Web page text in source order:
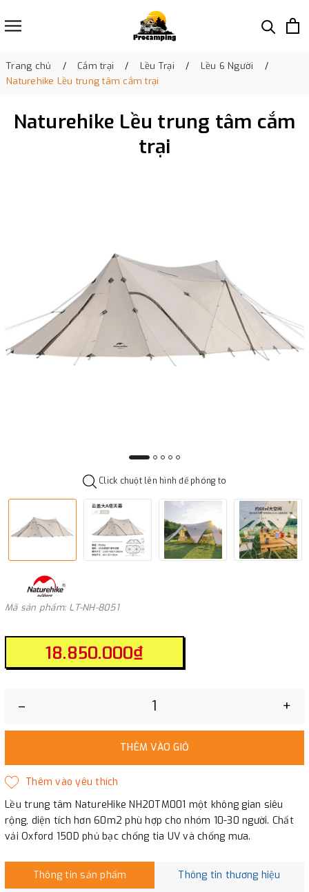
Trang chủ Cắm trại Lều Trại
Lều 6 Người
Naturehike Lều trung tâm cắm trại
Naturehike Lều trung tâm cắm
trại
Click chuột lên hình để phóng to
Mã sản phẩm: LT-NH-8051
18.850.000₫
– +
THÊM VÀO GIỎ
Lều trung tâm NatureHike NH20TM001 một không gian siêu
rộng, diện tích hơn 60m2 phù hợp cho nhóm 10-30 người. Chất
vải Oxford 150D phủ bạc chống tia UV và chống mưa.
Thông tin sản phẩm Thông tin thương hiệu